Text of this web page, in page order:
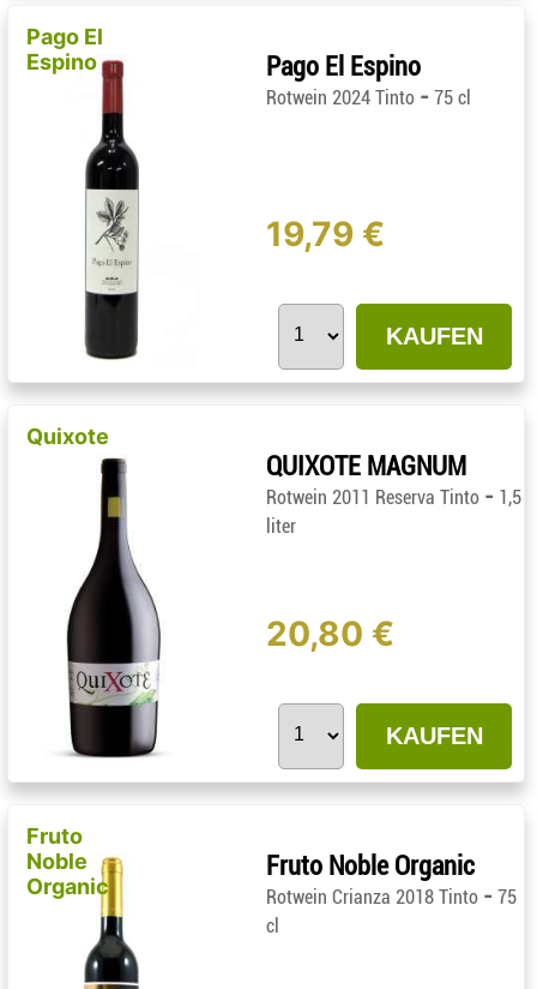
Pago El
Espino
Pago El Espino
Rotwein 2024 Tinto - 75 cl
19,79 €
KAUFEN
Quixote
QUIXOTE MAGNUM
Rotwein 2011 Reserva Tinto - 1,5
liter
20,80 €
KAUFEN
Fruto
Noble
Organic
Fruto Noble Organic
Rotwein Crianza 2018 Tinto - 75
cl